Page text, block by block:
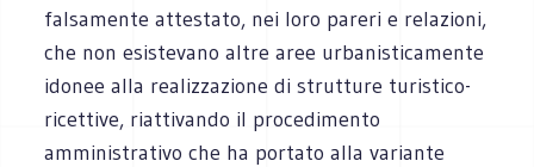
falsamente attestato, nei loro pareri e relazioni,
che non esistevano altre aree urbanisticamente
idonee alla realizzazione di strutture turistico-
ricettive, riattivando il procedimento
amministrativo che ha portato alla variante